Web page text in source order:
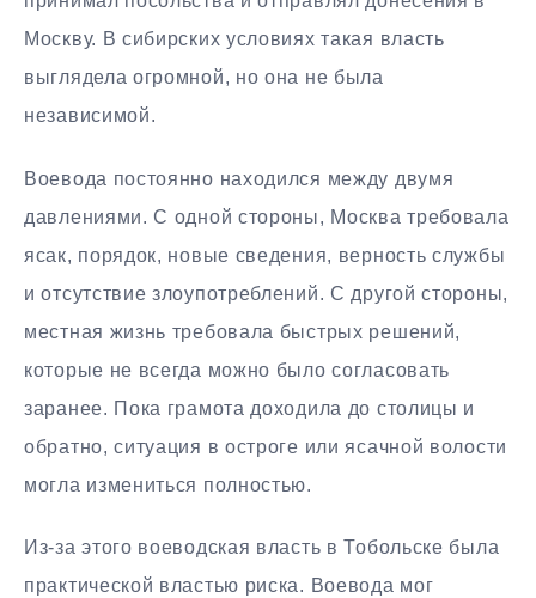
Москву. В сибирских условиях такая власть
выглядела огромной, но она не была
независимой.
Воевода постоянно находился между двумя
давлениями. С одной стороны, Москва требовала
ясак, порядок, новые сведения, верность службы
и отсутствие злоупотреблений. С другой стороны,
местная жизнь требовала быстрых решений,
которые не всегда можно было согласовать
заранее. Пока грамота доходила до столицы и
обратно, ситуация в остроге или ясачной волости
могла измениться полностью.
Из-за этого воеводская власть в Тобольске была
практической властью риска. Воевода мог